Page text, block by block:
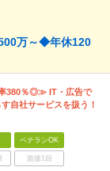
万～◆年休120
380％◎≫ IT・広告で
自社サービスを扱う！
ベテランOK
面接1回